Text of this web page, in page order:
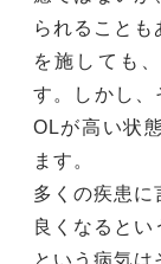
られること
を施しても
す。しかし、
OLが高い状
ます。
多くの疾患に
良くなると
という病気は